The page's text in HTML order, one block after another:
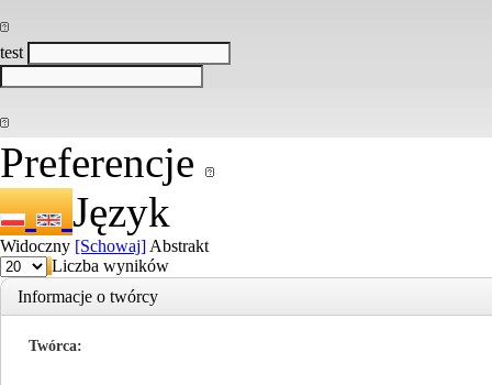
test
Preferencje
Język
Widoczny [Schowaj] Abstrakt
Liczba wyników
Informacje o twórcy
Twórca